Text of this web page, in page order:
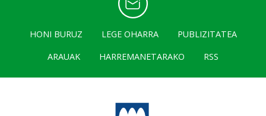
HONI BURUZ LEGE OHARRA
PUBLIZITATEA
ARAUAK
HARREMANETARAKO RSS